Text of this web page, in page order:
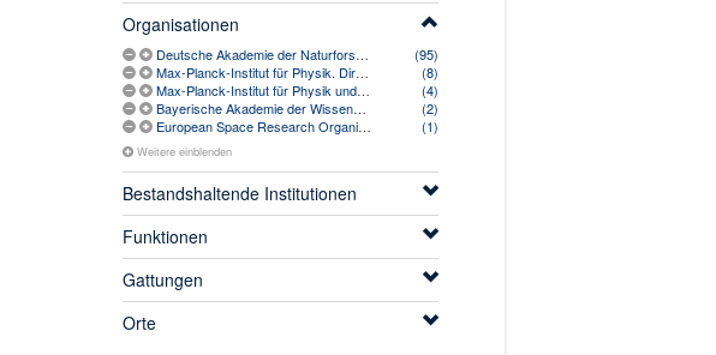
Organisationen
Deutsche Akademie der Naturforscher Leopoldina (1952-)
(95)
Max-Planck-Institut für Physik. Direktion. Sekretariat
(8)
Max-Planck-Institut für Physik und Astrophysik (1958-1991)
(4)
Bayerische Akademie der Wissenschaften (1759-)
(2)
European Space Research Organization (1962-1975)
(1)
Weitere einblenden
Bestandshaltende Institutionen
Funktionen
Gattungen
Orte